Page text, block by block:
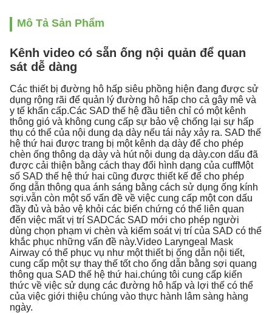
Mô Tả Sản Phẩm
Kênh video có sẵn ống nội quản để quan
sát dễ dàng
Các thiết bị đường hô hấp siêu phồng hiện đang được sử
dụng rộng rãi để quản lý đường hô hấp cho cả gây mê và
y tế khẩn cấp.Các SAD thế hệ đầu tiên chỉ có một kênh
thông gió và không cung cấp sự bảo vệ chống lại sự hấp
thụ có thể của nội dung dạ dày nếu tái nảy xảy ra. SAD thế
hệ thứ hai được trang bị một kênh dạ dày để cho phép
chèn ống thông dạ dày và hút nội dung dạ dày.con dấu đã
được cải thiện bằng cách thay đổi hình dạng của cuffMột
số SAD thế hệ thứ hai cũng được thiết kế để cho phép
ống dẫn thông qua ánh sáng bằng cách sử dụng ống kính
sợi.vẫn còn một số vấn đề về việc cung cấp một con dấu
đầy đủ và bảo vệ khỏi các biến chứng có thể liên quan
đến việc mất vị trí SADCác SAD mới cho phép người
dùng chọn phạm vi chèn và kiểm soát vị trí của SAD có thể
khắc phục những vấn đề này.Video Laryngeal Mask
Airway có thể phục vụ như một thiết bị ống dẫn nội tiết,
cung cấp một sự thay thế tốt cho ống dẫn bằng sợi quang
thông qua SAD thế hệ thứ hai.chúng tôi cung cấp kiến
thức về việc sử dụng các đường hô hấp và lợi thế có thể
của việc giới thiệu chúng vào thực hành lâm sàng hàng
ngày.